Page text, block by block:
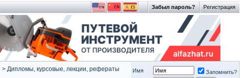
Регистрация
Забыл пароль?
> Дипломы, курсовые, лекции, рефераты
Имя
Запомнить?